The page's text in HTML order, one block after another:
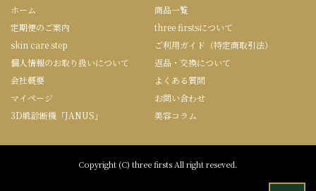
ホーム
商品一覧
定期便のご案内
three firstsについて
skin care step
ご利用ガイド（特定商取引法）
個人情報のお取り扱いについて
返品・交換について
会社概要
よくある質問
マイページ
お問い合わせ
3D肌診断機「JANUS」
美容コラム
Copyright (C) three firsts All right reseved.